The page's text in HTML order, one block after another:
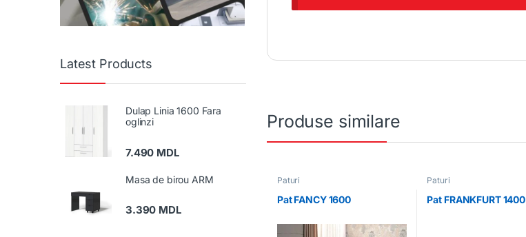
Produse similare
Paturi
Pat FANCY 1600
Paturi
Pat FRANKFURT 1400
Latest Products
Dulap Linia 1600 Fara
oglinzi
7.490 MDL
Masa de birou ARM
3.390 MDL